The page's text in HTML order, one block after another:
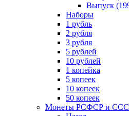
Выпуск
Наборы
1 рубль
2 рубля
3 рубля
5 рублей
10 рублей
1 копейка
5 копеек
10 копеек
50 копеек
Монеты РСФСР и